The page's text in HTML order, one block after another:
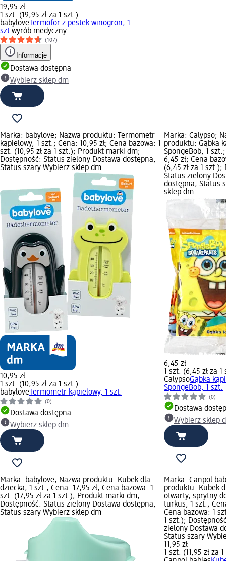
19,95 zł
1 szt. (19,95 zł za 1 szt.)
babylove Termofor z pestek winogron, 1
szt.wyrób medyczny
(107)
Informacje
Dostawa dostępna
Wybierz sklep dm
Marka: babylove; Nazwa produktu: Termometr
kąpielowy, 1 szt.; Cena: 10,95 zł; Cena bazowa: 1
szt. (10,95 zł za 1 szt.); Produkt marki dm;
Dostępność: Status zielony Dostawa dostępna,
Status szary Wybierz sklep dm
10,95 zł
1 szt. (10,95 zł za 1 szt.)
babylove Termometr kąpielowy, 1 szt.
(0)
Dostawa dostępna
Wybierz sklep dm
Marka: Calypso;
produktu: Gąbka
SpongeBob, 1
6,45 zł; Cena
(6,45 zł za 1 szt.);
Status zielony
dostępna, Status
sklep dm
6,45 zł
1 szt. (6,45 zł za 1
CalypsoGąbka
SpongeBob, 1 szt.
(0)
Dostawa
Wybierz sklep
Marka: babylove; Nazwa produktu: Kubek dla
dziecka, 1 szt.; Cena: 17,95 zł; Cena bazowa: 1
szt. (17,95 zł za 1 szt.); Produkt marki dm;
Dostępność: Status zielony Dostawa dostępna,
Status szary Wybierz sklep dm
Marka: Canpol
produktu: Kubek
otwarty, sprytny
turkus, 1 szt.;
Cena bazowa: 1
1 szt.);
zielony Dostawa
Status szary
11,95 zł
1 szt. (11,95 zł za